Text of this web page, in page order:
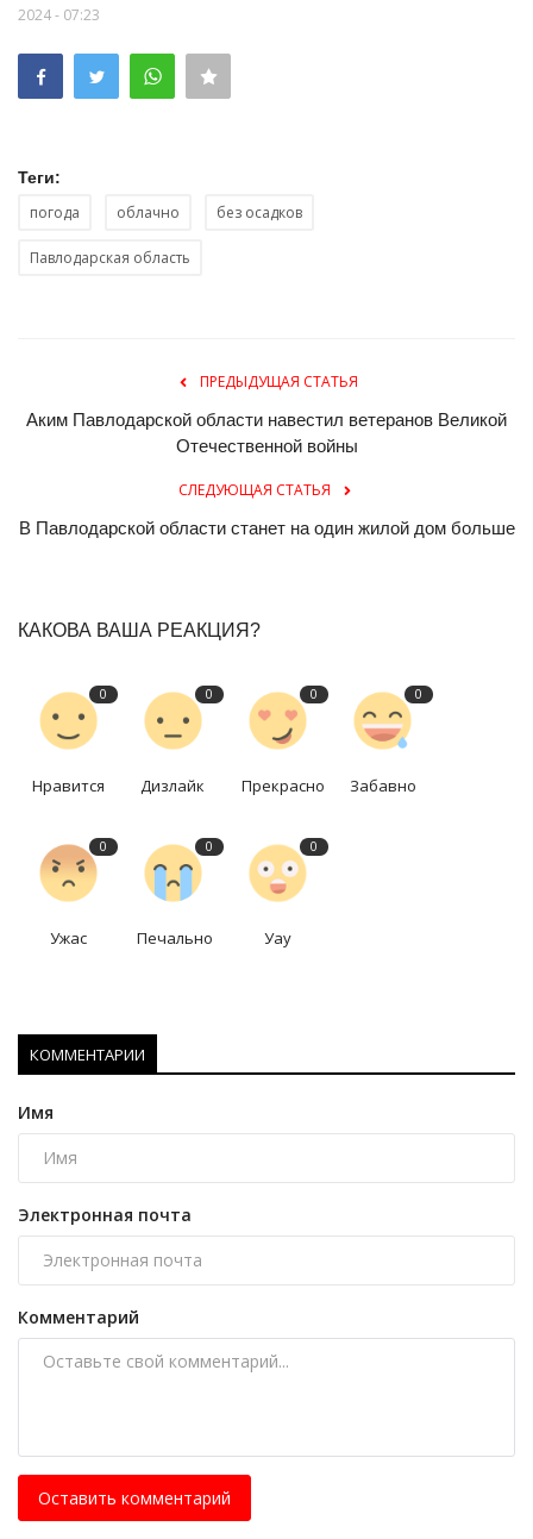
2024 - 07:23
Теги:
погода облачно без осадков
Павлодарская область
ПРЕДЫДУЩАЯ СТАТЬЯ
Аким Павлодарской области навестил ветеранов Великой
Отечественной войны
СЛЕДУЮЩАЯ СТАТЬЯ
В Павлодарской области станет на один жилой дом больше
КАКОВА ВАША РЕАКЦИЯ?
0
Нравится
0
Дизлайк
0
Прекрасно
0
Забавно
0
Ужас
0
Печально
0
Уау
КОММЕНТАРИИ
Имя
Электронная почта
Комментарий
Оставить комментарий